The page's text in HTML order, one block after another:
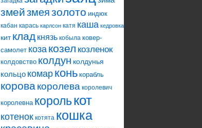
змейзмеязолото индюк
кабан карась карлсон катя каша кедровка
кит клад князь кобыла ковер-
самолет козакозел козленок
колдовство колдун колдунья
кольцо комар конь корабль
коровакоролева королевич
королевна королькот
котенок котята кошка